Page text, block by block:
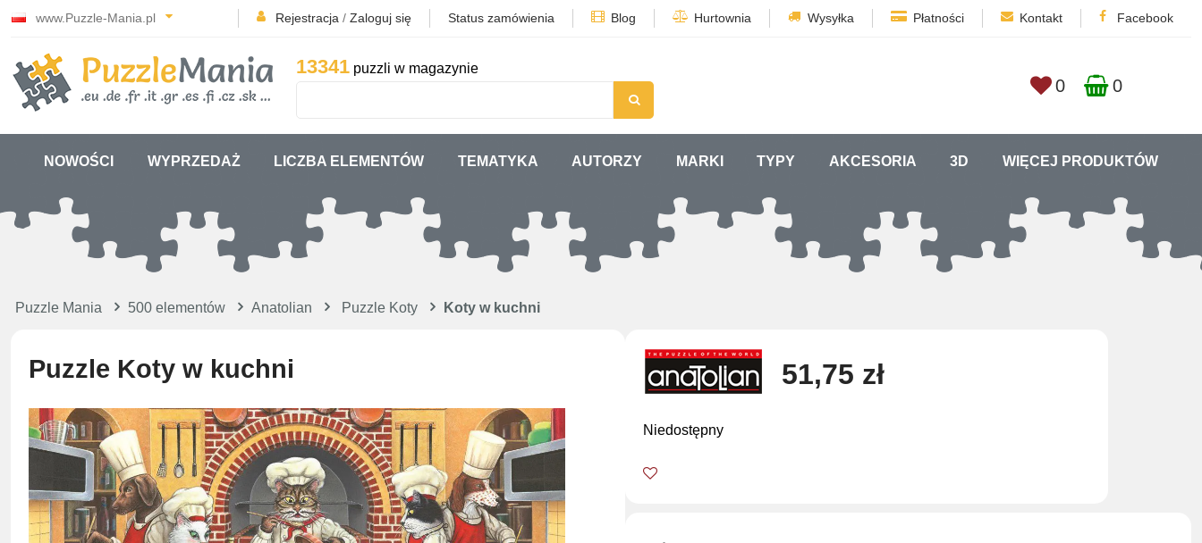
www.Puzzle-Mania.pl Rejestracja / Zaloguj się Status zamówienia Blog Hurtownia Wysyłka Płatności Kontakt Facebook
13341 puzzli w magazynie
0 0
NOWOŚCI WYPRZEDAŻ LICZBA ELEMENTÓW TEMATYKA AUTORZY MARKI TYPY AKCESORIA 3D WIĘCEJ PRODUKTÓW
Puzzle Mania 500 elementów Anatolian Puzzle Koty Koty w kuchni
Puzzle Koty w kuchni 51,75 zł
Niedostępny